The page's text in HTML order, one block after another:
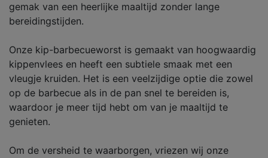
gemak van een heerlijke maaltijd zonder lange
bereidingstijden.
Onze kip-barbecueworst is gemaakt van hoogwaardig
kippenvlees en heeft een subtiele smaak met een
vleugje kruiden. Het is een veelzijdige optie die zowel
op de barbecue als in de pan snel te bereiden is,
waardoor je meer tijd hebt om van je maaltijd te
genieten.
Om de versheid te waarborgen, vriezen wij onze